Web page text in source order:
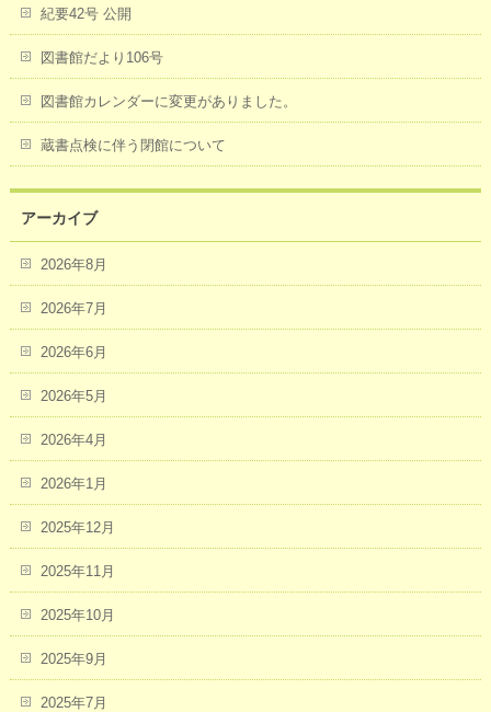
紀要42号 公開
図書館だより106号
図書館カレンダーに変更がありました。
蔵書点検に伴う閉館について
アーカイブ
2026年8月
2026年7月
2026年6月
2026年5月
2026年4月
2026年1月
2025年12月
2025年11月
2025年10月
2025年9月
2025年7月